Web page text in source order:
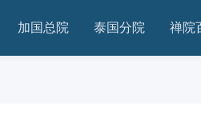
加国总院 泰国分院 禅院